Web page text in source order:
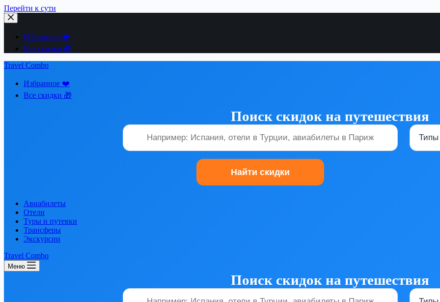
Перейти к сути
Избранное ❤️
Все скидки 🎁
Travel Combo
Избранное ❤️
Все скидки 🎁
Поиск скидок на путешествия
Авиабилеты
Отели
Туры и путевки
Трансферы
Экскурсии
Travel Combo
Меню
Поиск скидок на путешествия